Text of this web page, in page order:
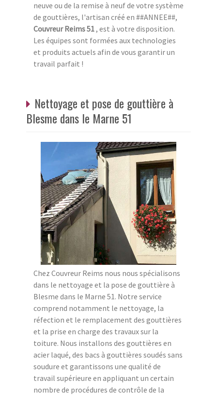
neuve ou de la remise à neuf de votre système
de gouttières, l'artisan créé en ##ANNEE##,
Couvreur Reims 51, est à votre disposition.
Les équipes sont formées aux technologies
et produits actuels afin de vous garantir un
travail parfait !
Nettoyage et pose de gouttière à
Blesme dans le Marne 51
Chez Couvreur Reims nous nous spécialisons
dans le nettoyage et la pose de gouttière à
Blesme dans le Marne 51. Notre service
comprend notamment le nettoyage, la
réfection et le remplacement des gouttières
et la prise en charge des travaux sur la
toiture. Nous installons des gouttières en
acier laqué, des bacs à gouttières soudés sans
soudure et garantissons une qualité de
travail supérieure en appliquant un certain
nombre de procédures de contrôle de la